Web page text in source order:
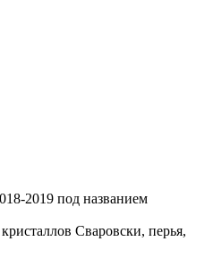
2019 под названием
Сваровски, перья,